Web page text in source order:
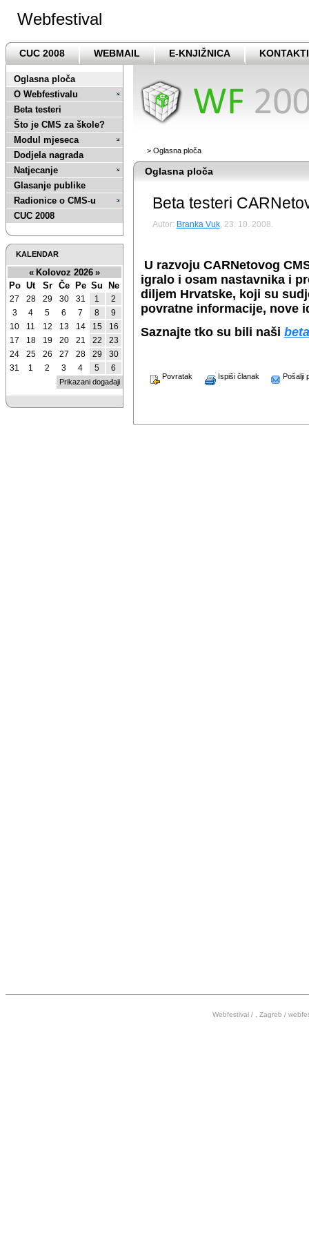
Webfestival
CUC 2008 WEBMAIL E-KNJIŽNICA KONTAKTI
Oglasna ploča
O Webfestivalu
Beta testeri
Što je CMS za škole?
Modul mjeseca
Dodjela nagrada
Natjecanje
Glasanje publike
Radionice o CMS-u
CUC 2008
> Oglasna ploča
Oglasna ploča
Beta testeri
Autor: Branka Vuk, 23. 10. 2008.
U razvoju CARNetovog
igralo i osam nastavnika i
diljem Hrvatske, koji su
povratne informacije, nove
Saznajte tko su bili naši
Povratak Ispiši članak Pošalji
KALENDAR
« Kolovoz 2026 »
Po Ut Sr Če Pe Su Ne
27 28 29 30 31 1
2
3
4 5 6 7 8
9
10
11 12 13 14 15
16
17
18 19 20 21 22
23
24
25 26 27 28 29
30
31
1 2 3 4 5 6
Prikazani događaji
Webfestival / , Zagreb /